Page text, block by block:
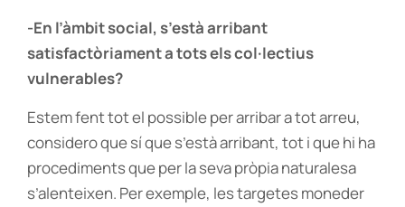
-En l’àmbit social, s’està arribant
satisfactòriament a tots els col·lectius
vulnerables?
Estem fent tot el possible per arribar a tot arreu,
considero que sí que s’està arribant, tot i que hi ha
procediments que per la seva pròpia naturalesa
s’alenteixen. Per exemple, les targetes moneder